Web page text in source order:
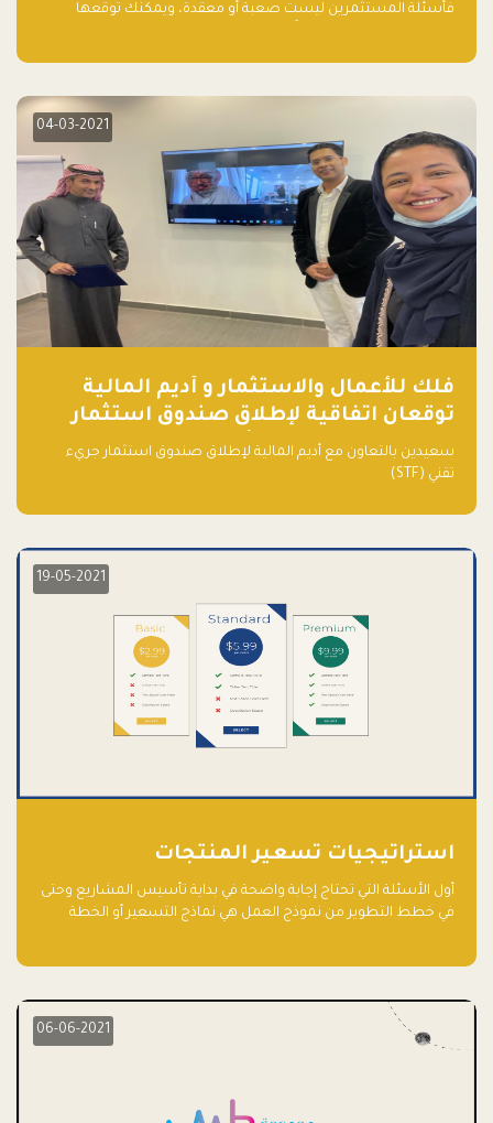
فأسئلة المستثمرين ليست صعبة أو معقدة، ويمكنك توقعها
04-03-2021
فلك للأعمال والاستثمار و أديم المالية
توقعان اتفاقية لإطلاق صندوق استثمار
جريء تقني (STF) - مشغل من قبل فـلك
سعيدين بالتعاون مع أديم المالية لإطلاق صندوق استثمار جريء
تقني (STF)
19-05-2021
استراتيجيات تسعير المنتجات
أول الأسئلة التي تحتاج إجابة واضحة في بداية تأسيس المشاريع وحتى
في خطط التطوير من نموذج العمل هي نماذج التسعير أو الخطة
06-06-2021